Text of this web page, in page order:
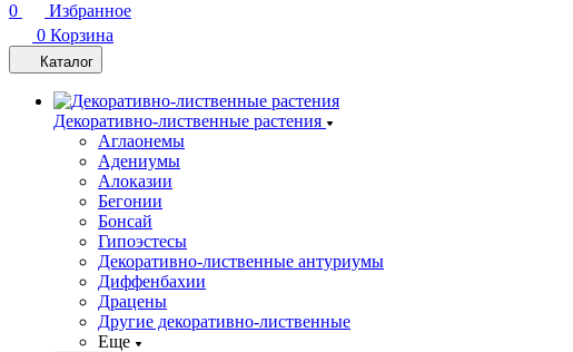
0
Избранное
0 Корзина
Каталог
Декоративно-лиственные растения
Аглаонемы
Адениумы
Алоказии
Бегонии
Бонсай
Гипоэстесы
Декоративно-лиственные антуриумы
Диффенбахии
Драцены
Другие декоративно-лиственные
Еще